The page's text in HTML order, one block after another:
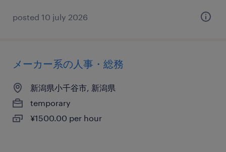
posted 10 july 2026
メーカー系の人事・総務
新潟県小千谷市, 新潟県
temporary
¥1500.00 per hour